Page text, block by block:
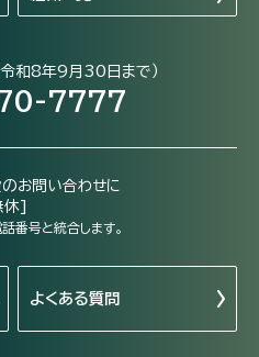
令和8年9月30日まで）
7777
のお問い合わせに
休]
号と統合します。
よくある質問